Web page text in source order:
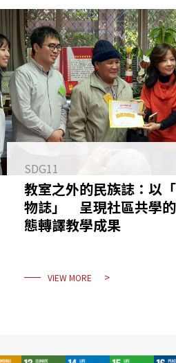
SDG11
教室之外的民族誌：以「
物誌」 呈現社區共學
態轉譯教學成果
VIEW MORE